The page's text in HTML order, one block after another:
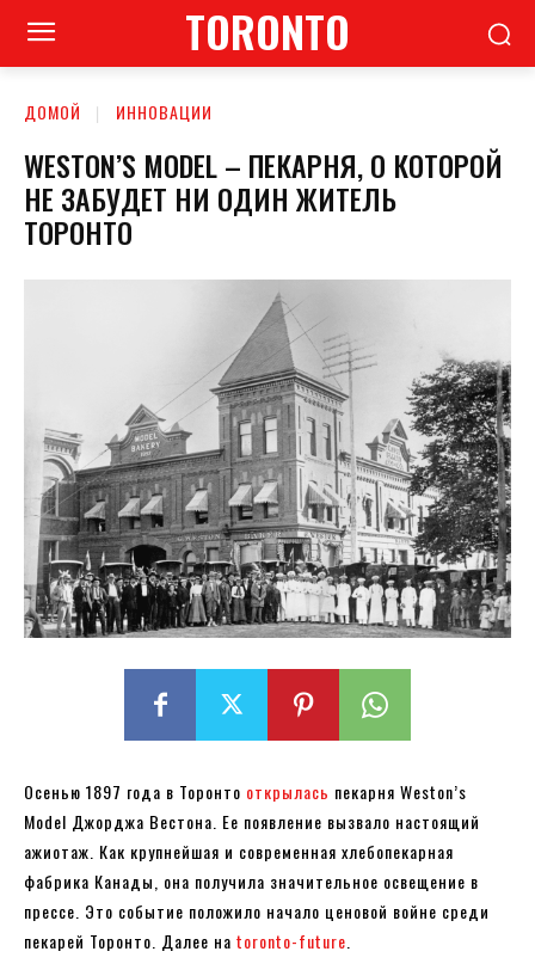
TORONTO
ДОМОЙ ИННОВАЦИИ
WESTON’S MODEL – ПЕКАРНЯ, О КОТОРОЙ
НЕ ЗАБУДЕТ НИ ОДИН ЖИТЕЛЬ
ТОРОНТО
Осенью 1897 года в Торонто открылась пекарня Weston’s
Model Джорджа Вестона. Ее появление вызвало настоящий
ажиотаж. Как крупнейшая и современная хлебопекарная
фабрика Канады, она получила значительное освещение в
прессе. Это событие положило начало ценовой войне среди
пекарей Торонто. Далее на toronto-future